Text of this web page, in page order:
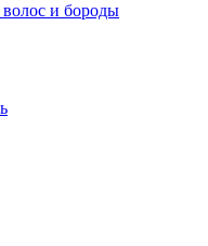
волос и бороды